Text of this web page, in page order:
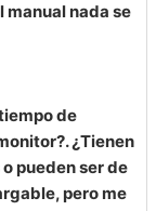
manual nada se
de
¿Tienen
pueden ser de
pero me